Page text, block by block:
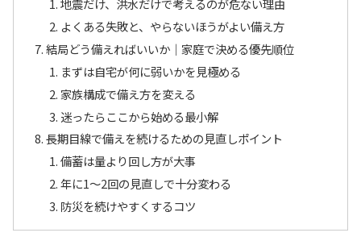
地震だけ、洪水だけで考えるのが危ない理由
よくある失敗と、やらないほうがよい備え方
結局どう備えればいいか｜家庭で決める優先順位
まずは自宅が何に弱いかを見極める
家族構成で備え方を変える
迷ったらここから始める最小解
長期目線で備えを続けるための見直しポイント
備蓄は量より回し方が大事
年に1〜2回の見直しで十分変わる
防災を続けやすくするコツ